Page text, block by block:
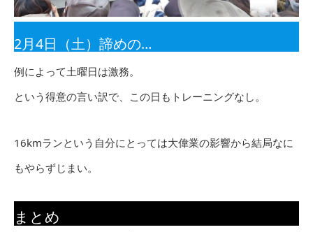
2月4日（土）諦めの…
例によって土曜日は激務。
という得意の言い訳で、この日もトレーニングなし。
16kmランという自分にとっては大偉業の影響から結局なに
もやらずじまい。
まとめ